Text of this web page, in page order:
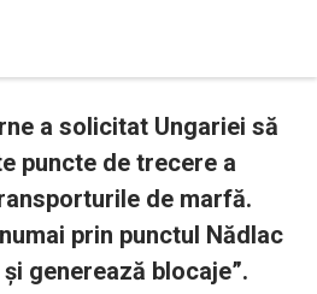
a solicitat Ungariei să
puncte de trecere a
de marfă.
prin punctul Nădlac
generează blocaje”.